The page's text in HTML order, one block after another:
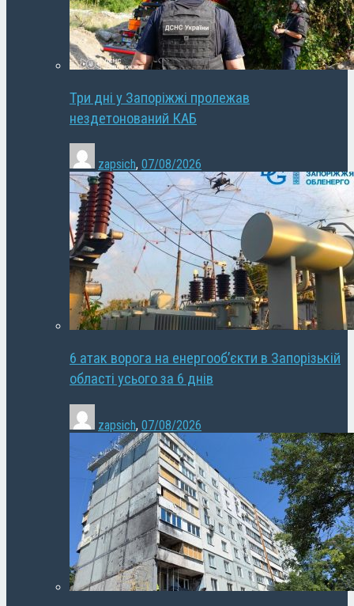
Три дні у Запоріжжі пролежав
нездетонований КАБ
zapsich, 07/08/2026
6 атак ворога на енергооб’єкти в Запорізькій
області усього за 6 днів
zapsich, 07/08/2026